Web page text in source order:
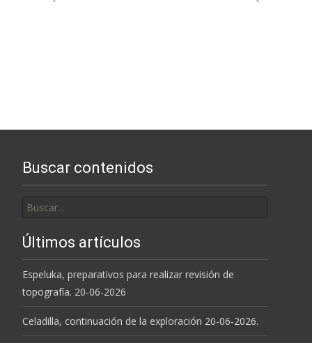
Buscar contenidos
por:
Últimos artículos
Espeluka, preparativos para realizar revisión de
topografía. 20-06-2026
Celadilla, continuación de la exploración 20-06-2026.